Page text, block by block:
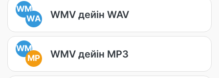
WM
WA
WMV дейін WAV
WM
MP
WMV дейін MP3